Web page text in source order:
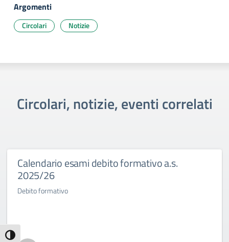
Attiva/disattiva alto contrasto
Argomenti
Circolari Notizie
Circolari, notizie, eventi correlati
Calendario esami debito formativo a.s.
2025/26
Debito formativo